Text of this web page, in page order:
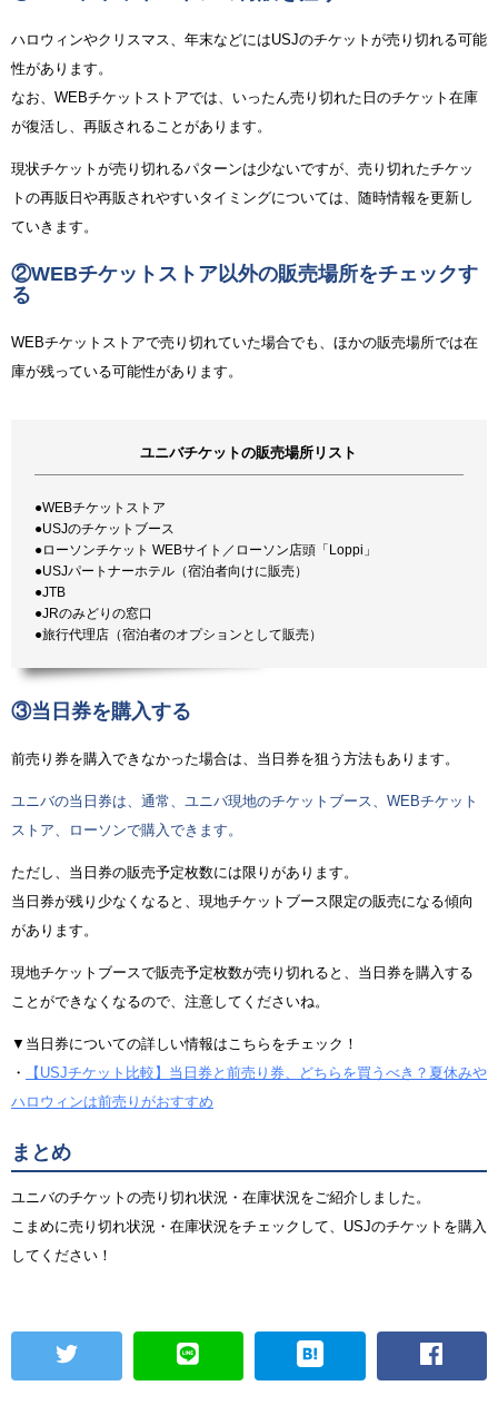
ハロウィンやクリスマス、年末などにはUSJのチケットが売り切れる可能
性があります。
なお、WEBチケットストアでは、いったん売り切れた日のチケット在庫
が復活し、再販されることがあります。
現状チケットが売り切れるパターンは少ないですが、売り切れたチケッ
トの再販日や再販されやすいタイミングについては、随時情報を更新し
ていきます。
②WEBチケットストア以外の販売場所をチェックす
る
WEBチケットストアで売り切れていた場合でも、ほかの販売場所では在
庫が残っている可能性があります。
ユニバチケットの販売場所リスト
●WEBチケットストア
●USJのチケットブース
●ローソンチケット WEBサイト／ローソン店頭「Loppi」
●USJパートナーホテル（宿泊者向けに販売）
●JTB
●JRのみどりの窓口
●旅行代理店（宿泊者のオプションとして販売）
③当日券を購入する
前売り券を購入できなかった場合は、当日券を狙う方法もあります。
ユニバの当日券は、通常、ユニバ現地のチケットブース、WEBチケット
ストア、ローソンで購入できます。
ただし、当日券の販売予定枚数には限りがあります。
当日券が残り少なくなると、現地チケットブース限定の販売になる傾向
があります。
現地チケットブースで販売予定枚数が売り切れると、当日券を購入する
ことができなくなるので、注意してくださいね。
▼当日券についての詳しい情報はこちらをチェック！
・
【USJチケット比較】当日券と前売り券、どちらを買うべき？夏休みや
ハロウィンは前売りがおすすめ
まとめ
ユニバのチケットの売り切れ状況・在庫状況をご紹介しました。
こまめに売り切れ状況・在庫状況をチェックして、USJのチケットを購入
してください！